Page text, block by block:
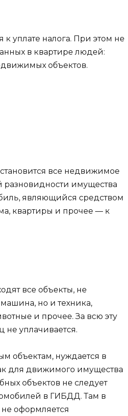
уплате налога. При этом не
в квартире людей:
объектов.
все недвижимое
разновидности имущества
являющийся средством
квартиры и прочее — к
все объекты, не
но и техника,
и прочее. За всю эту
не уплачивается.
объектам, нуждается в
для движимого имущества
объектов не следует
в ГИБДД. Там в
оформляется